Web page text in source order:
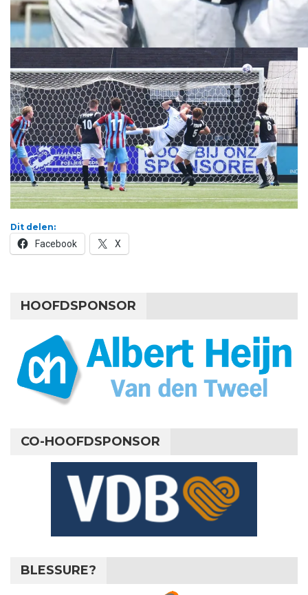
Dit delen:
Facebook X
HOOFDSPONSOR
CO-HOOFDSPONSOR
BLESSURE?